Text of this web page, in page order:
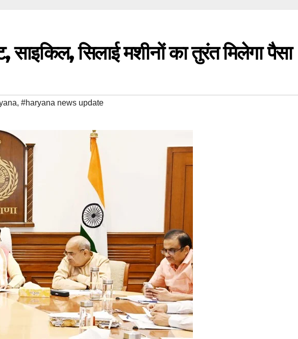
साइकिल, सिलाई मशीनों का तुरंत मिलेगा पैसा
, #haryana news update